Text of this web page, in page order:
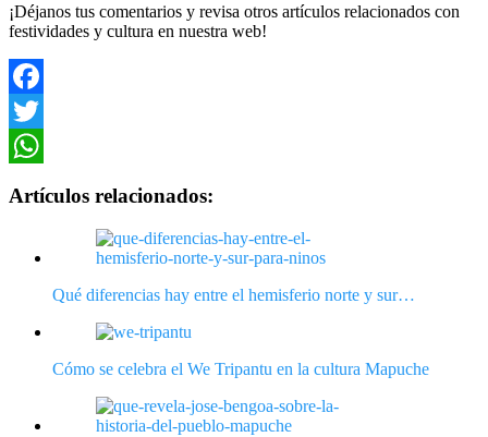
¡Déjanos tus comentarios y revisa otros artículos relacionados con
festividades y cultura en nuestra web!
Facebook
Twitter
Artículos relacionados:
Qué diferencias hay entre el hemisferio norte y sur…
Cómo se celebra el We Tripantu en la cultura Mapuche